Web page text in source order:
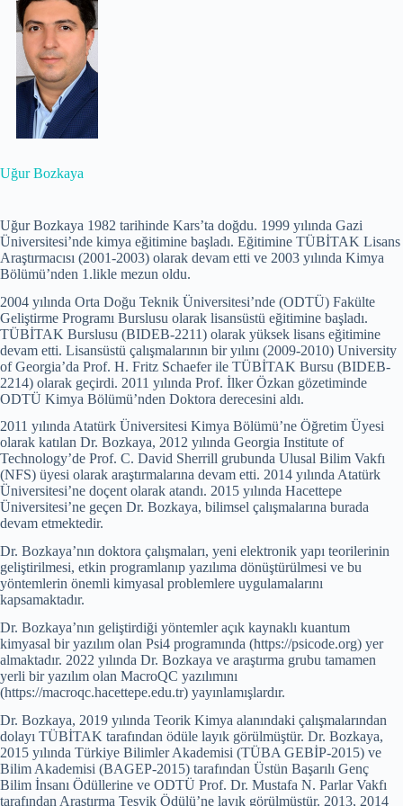
Uğur Bozkaya
Uğur Bozkaya 1982 tarihinde Kars’ta doğdu. 1999 yılında Gazi
Üniversitesi’nde kimya eğitimine başladı. Eğitimine TÜBİTAK Lisans
Araştırmacısı (2001-2003) olarak devam etti ve 2003 yılında Kimya
Bölümü’nden 1.likle mezun oldu.
2004 yılında Orta Doğu Teknik Üniversitesi’nde (ODTÜ) Fakülte
Geliştirme Programı Burslusu olarak lisansüstü eğitimine başladı.
TÜBİTAK Burslusu (BIDEB-2211) olarak yüksek lisans eğitimine
devam etti. Lisansüstü çalışmalarının bir yılını (2009-2010) University
of Georgia’da Prof. H. Fritz Schaefer ile TÜBİTAK Bursu (BIDEB-
2214) olarak geçirdi. 2011 yılında Prof. İlker Özkan gözetiminde
ODTÜ Kimya Bölümü’nden Doktora derecesini aldı.
2011 yılında Atatürk Üniversitesi Kimya Bölümü’ne Öğretim Üyesi
olarak katılan Dr. Bozkaya, 2012 yılında Georgia Institute of
Technology’de Prof. C. David Sherrill grubunda Ulusal Bilim Vakfı
(NFS) üyesi olarak araştırmalarına devam etti. 2014 yılında Atatürk
Üniversitesi’ne doçent olarak atandı. 2015 yılında Hacettepe
Üniversitesi’ne geçen Dr. Bozkaya, bilimsel çalışmalarına burada
devam etmektedir.
Dr. Bozkaya’nın doktora çalışmaları, yeni elektronik yapı teorilerinin
geliştirilmesi, etkin programlanıp yazılıma dönüştürülmesi ve bu
yöntemlerin önemli kimyasal problemlere uygulamalarını
kapsamaktadır.
Dr. Bozkaya’nın geliştirdiği yöntemler açık kaynaklı kuantum
kimyasal bir yazılım olan Psi4 programında (https://psicode.org) yer
almaktadır. 2022 yılında Dr. Bozkaya ve araştırma grubu tamamen
yerli bir yazılım olan MacroQC yazılımını
(https://macroqc.hacettepe.edu.tr) yayınlamışlardır.
Dr. Bozkaya, 2019 yılında Teorik Kimya alanındaki çalışmalarından
dolayı TÜBİTAK tarafından ödüle layık görülmüştür. Dr. Bozkaya,
2015 yılında Türkiye Bilimler Akademisi (TÜBA GEBİP-2015) ve
Bilim Akademisi (BAGEP-2015) tarafından Üstün Başarılı Genç
Bilim İnsanı Ödüllerine ve ODTÜ Prof. Dr. Mustafa N. Parlar Vakfı
tarafından Araştırma Teşvik Ödülü’ne layık görülmüştür. 2013, 2014